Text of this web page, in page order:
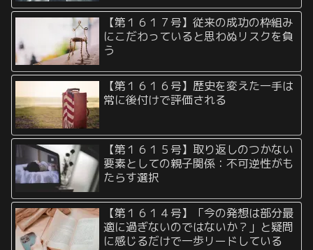
【第１６１７号】従来の成功の枠組み
にこだわっていると思わぬリスクを負
う
【第１６１６号】歴史を変えた一手は
常に後付けで評価される
【第１６１５号】取り返しのつかない
要素としての親子関係：不可逆性がも
たらす選択
【第１６１４号】「今の発想は部分最
適に過ぎないのではないか？」と疑問
に感じるだけで一歩リードしている